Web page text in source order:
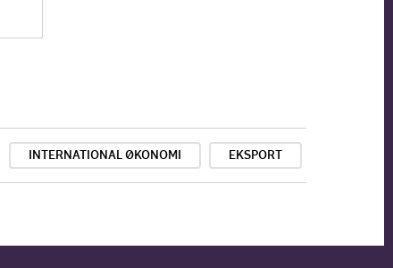
INTERNATIONAL ØKONOMI EKSPORT